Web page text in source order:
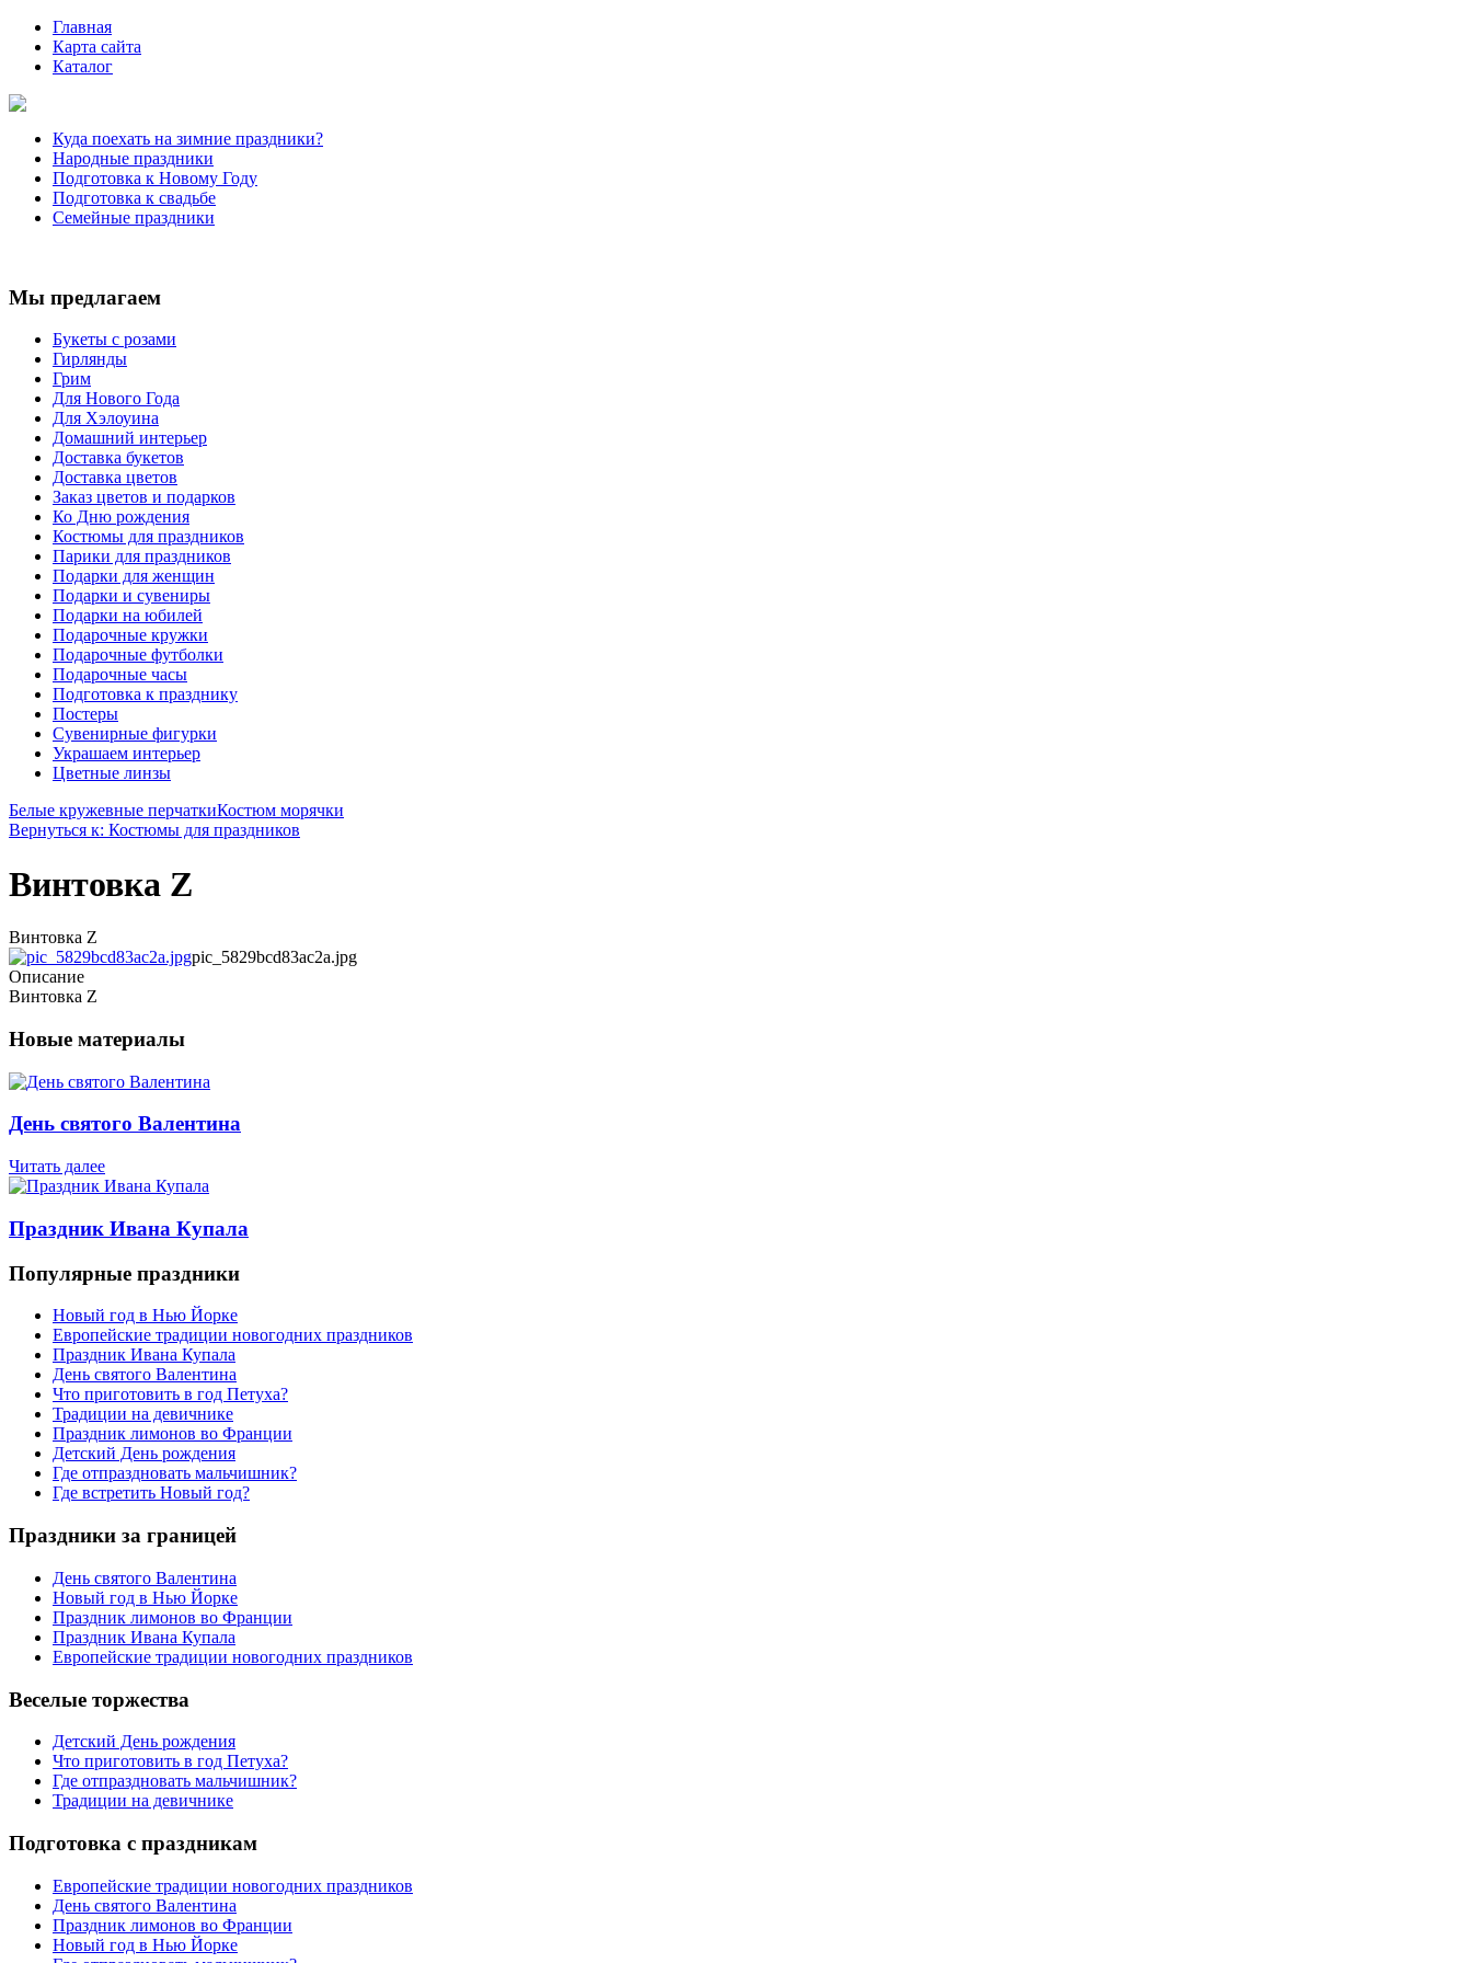
Главная
Карта сайта
Каталог
Куда поехать на зимние праздники?
Народные праздники
Подготовка к Новому Году
Подготовка к свадьбе
Семейные праздники
Мы предлагаем
Букеты с розами
Гирлянды
Грим
Для Нового Года
Для Хэлоуина
Домашний интерьер
Доставка букетов
Доставка цветов
Заказ цветов и подарков
Ко Дню рождения
Костюмы для праздников
Парики для праздников
Подарки для женщин
Подарки и сувениры
Подарки на юбилей
Подарочные кружки
Подарочные футболки
Подарочные часы
Подготовка к празднику
Постеры
Сувенирные фигурки
Украшаем интерьер
Цветные линзы
Белые кружевные перчаткиКостюм морячки
Вернуться к: Костюмы для праздников
Винтовка Z
Винтовка Z
pic_5829bcd83ac2a.jpg
Описание
Винтовка Z
Новые материалы
День святого Валентина
Читать далее
Праздник Ивана Купала
Популярные праздники
Новый год в Нью Йорке
Европейские традиции новогодних праздников
Праздник Ивана Купала
День святого Валентина
Что приготовить в год Петуха?
Традиции на девичнике
Праздник лимонов во Франции
Детский День рождения
Где отпраздновать мальчишник?
Где встретить Новый год?
Праздники за границей
День святого Валентина
Новый год в Нью Йорке
Праздник лимонов во Франции
Праздник Ивана Купала
Европейские традиции новогодних праздников
Веселые торжества
Детский День рождения
Что приготовить в год Петуха?
Где отпраздновать мальчишник?
Традиции на девичнике
Подготовка с праздникам
Европейские традиции новогодних праздников
День святого Валентина
Праздник лимонов во Франции
Новый год в Нью Йорке